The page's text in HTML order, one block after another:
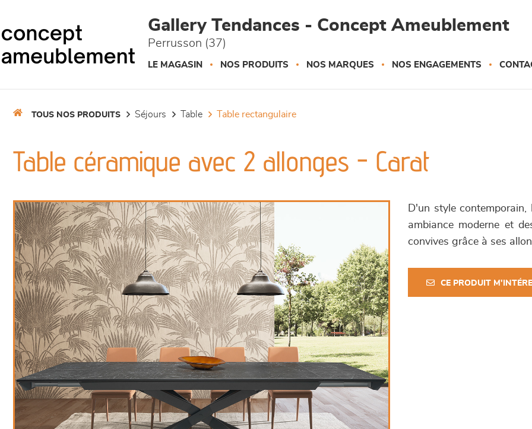
Gallery Tendances - Concept Ameublement
Perrusson (37)
LE MAGASIN NOS PRODUITS NOS MARQUES NOS ENGAGEMENTS
TOUS NOS PRODUITS séjours table table rectangulaire
Table céramique avec 2 allonges - Carat
D'un style
ambiance moderne et
convives grâce à ses
CE PRODUIT